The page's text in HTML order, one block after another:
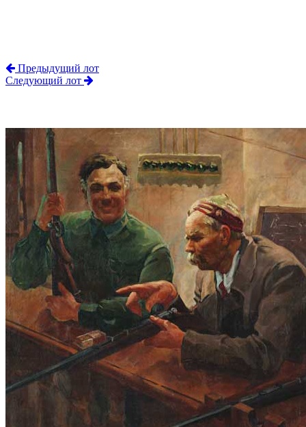
Предыдущий лот
Следующий лот